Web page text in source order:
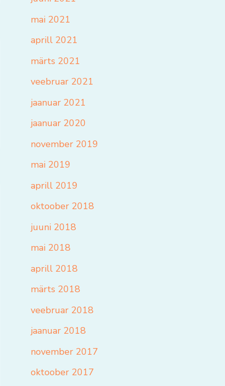
mai 2021
aprill 2021
märts 2021
veebruar 2021
jaanuar 2021
jaanuar 2020
november 2019
mai 2019
aprill 2019
oktoober 2018
juuni 2018
mai 2018
aprill 2018
märts 2018
veebruar 2018
jaanuar 2018
november 2017
oktoober 2017